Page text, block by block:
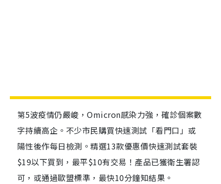
第5波疫情仍嚴峻，Omicron感染力強，確診個案數
字持續高企。不少市民購買快速測試「看門口」或
陽性後作每日檢測。精選13款優惠價快速測試套裝
$19以下買到，最平$10有交易！產品已獲衛生署認
可，或通過歐盟標準，最快10分鐘知結果。